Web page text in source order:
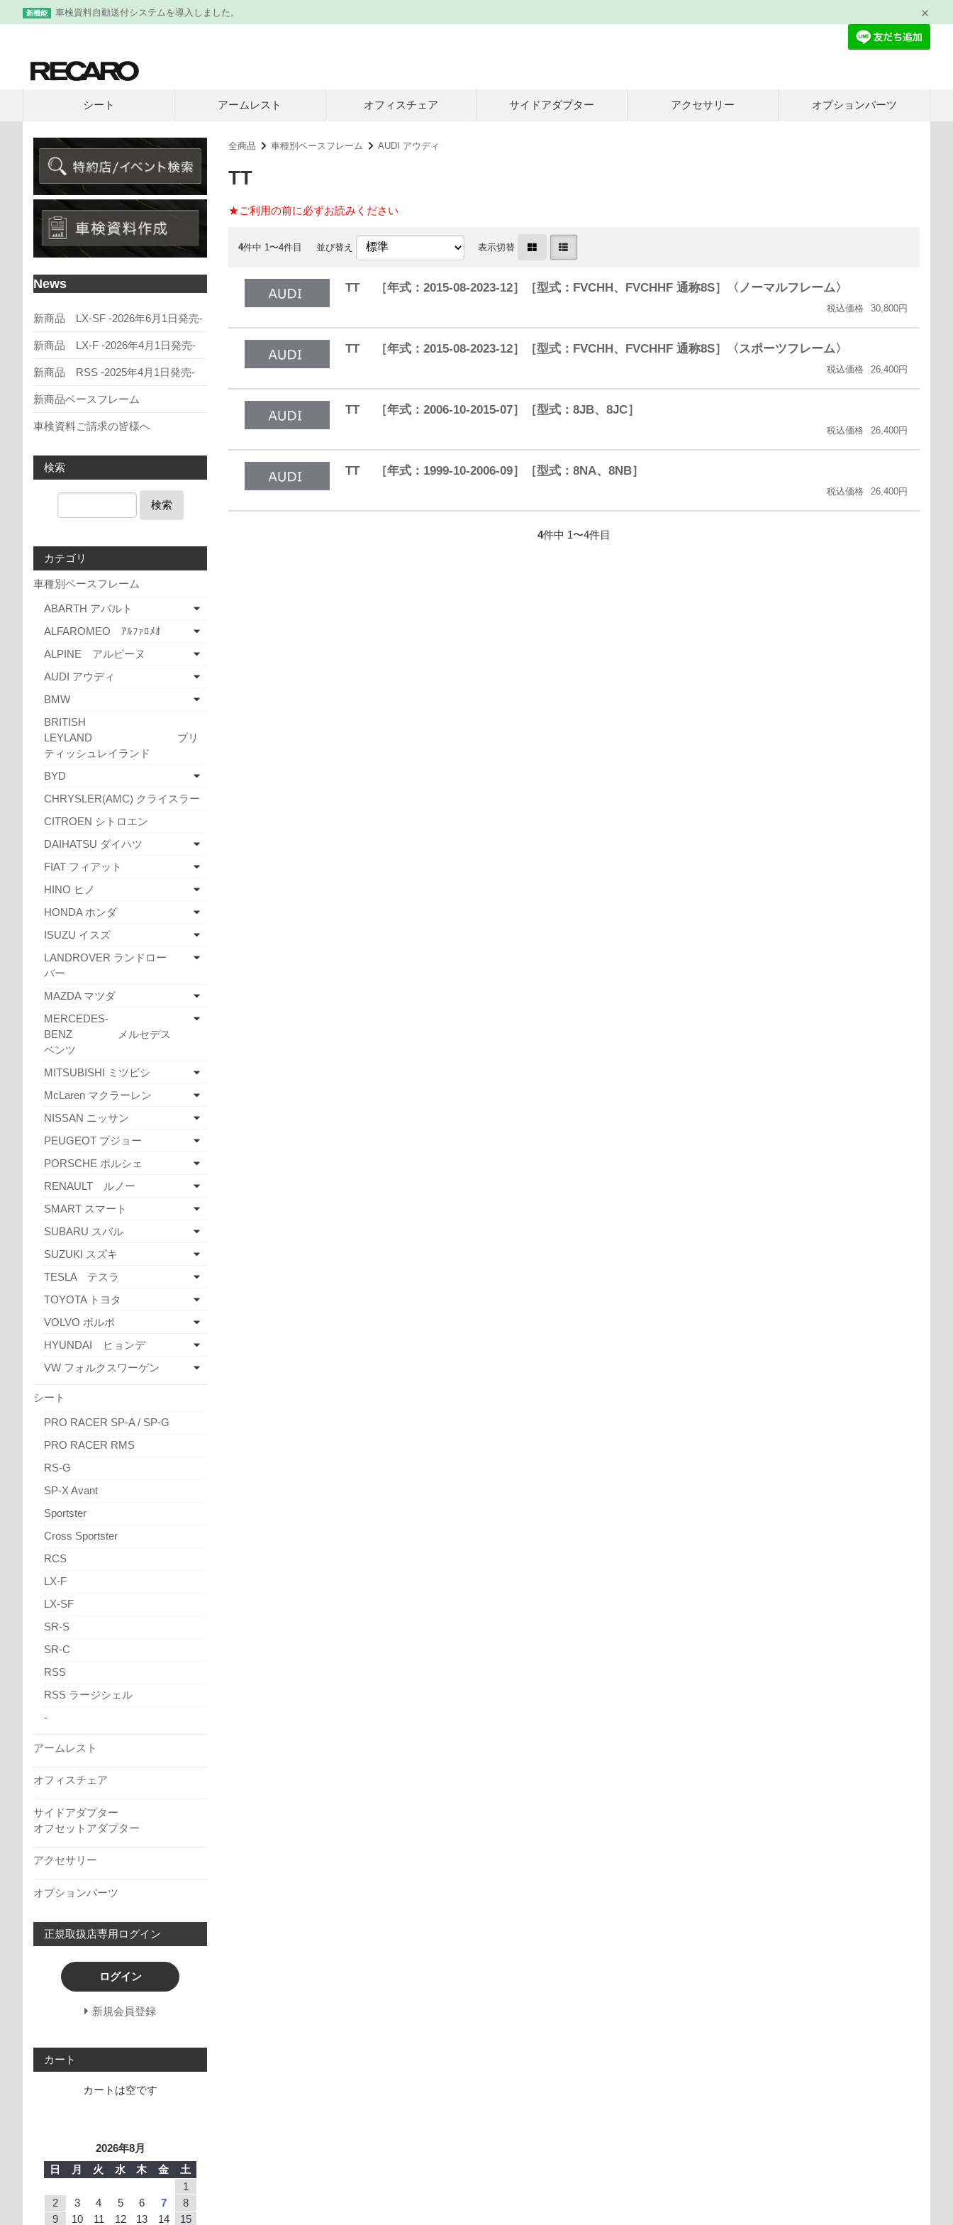
新機能 車検資料自動送付システムを導入しました。
シート アームレスト オフィスチェア サイドアダプター アクセサリー オプションパーツ
全商品 車種別ベースフレーム AUDI アウディ
TT
★ご利用の前に必ずお読みください
4件中 1〜4件目 並び替え 表示切替
TT ［年式：2015-08-2023-12］［型式：FVCHH、FVCHHF 通称8S］〈ノーマルフレーム〉
税込価格 30,800円
TT ［年式：2015-08-2023-12］［型式：FVCHH、FVCHHF 通称8S］〈スポーツフレーム〉
税込価格 26,400円
TT ［年式：2006-10-2015-07］［型式：8JB、8JC］
税込価格 26,400円
TT ［年式：1999-10-2006-09］［型式：8NA、8NB］
税込価格 26,400円
4件中 1〜4件目
News
新商品 LX-SF -2026年6月1日発売-
新商品 LX-F -2026年4月1日発売-
新商品 RSS -2025年4月1日発売-
新商品ベースフレーム
車検資料ご請求の皆様へ
検索
検索
カテゴリ
車種別ベースフレーム
ABARTH アバルト
ALFAROMEO ｱﾙﾌｧﾛﾒｵ
ALPINE アルピーヌ
AUDI アウディ
BMW
BRITISH
LEYLAND ブリ
ティッシュレイランド
BYD
CHRYSLER(AMC) クライスラー
CITROEN シトロエン
DAIHATSU ダイハツ
FIAT フィアット
HINO ヒノ
HONDA ホンダ
ISUZU イスズ
LANDROVER ランドロー
バー
MAZDA マツダ
MERCEDES-
BENZ メルセデス
ベンツ
MITSUBISHI ミツビシ
McLaren マクラーレン
NISSAN ニッサン
PEUGEOT プジョー
PORSCHE ポルシェ
RENAULT ルノー
SMART スマート
SUBARU スバル
SUZUKI スズキ
TESLA テスラ
TOYOTA トヨタ
VOLVO ボルボ
HYUNDAI ヒョンデ
VW フォルクスワーゲン
シート
PRO RACER SP-A / SP-G
PRO RACER RMS
RS-G
SP-X Avant
Sportster
Cross Sportster
RCS
LX-F
LX-SF
SR-S
SR-C
RSS
RSS ラージシェル
-
アームレスト
オフィスチェア
サイドアダプター
オフセットアダプター
アクセサリー
オプションパーツ
正規取扱店専用ログイン
ログイン
新規会員登録
カート
カートは空です
2026年8月
日
月 火 水 木 金
土
1
2
3 4 5 6 7
8
9
10 11 12 13 14 15